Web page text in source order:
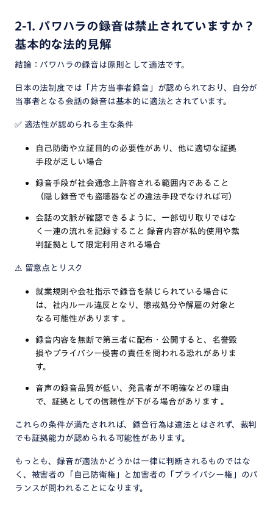
2-1. パワハラの録音は禁止されていますか？
基本的な法的見解
結論：パワハラの録音は原則として適法です。
日本の法制度では「片方当事者録音」が認められており、自分が
当事者となる会話の録音は基本的に適法とされています。
✅適法性が認められる主な条件
自己防衛や立証目的の必要性があり、他に適切な証拠
手段が乏しい場合
録音手段が社会通念上許容される範囲内であること
（隠し録音でも盗聴器などの違法手段でなければ可）
会話の文脈が確認できるように、一部切り取りではな
く一連の流れを記録すること 録音内容が私的使用や裁
判証拠として限定利用される場合
⚠ 留意点とリスク
就業規則や会社指示で録音を禁じられている場合に
は、社内ルール違反となり、懲戒処分や解雇の対象と
なる可能性があります 。
録音内容を無断で第三者に配布・公開すると、名誉毀
損やプライバシー侵害の責任を問われる恐れがありま
す。
音声の録音品質が低い、発言者が不明確などの理由
で、証拠としての信頼性が下がる場合があります 。
これらの条件が満たされれば、録音行為は違法とはされず、裁判
でも証拠能力が認められる可能性があります。
もっとも、録音が適法かどうかは一律に判断されるものではな
く、被害者の「自己防衛権」と加害者の「プライバシー権」のバ
ランスが問われることになります。